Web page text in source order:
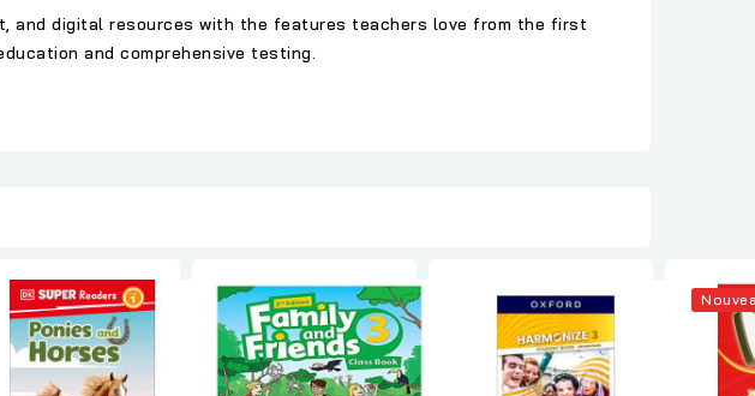
and digital resources with the features teachers love from the first
and comprehensive testing.